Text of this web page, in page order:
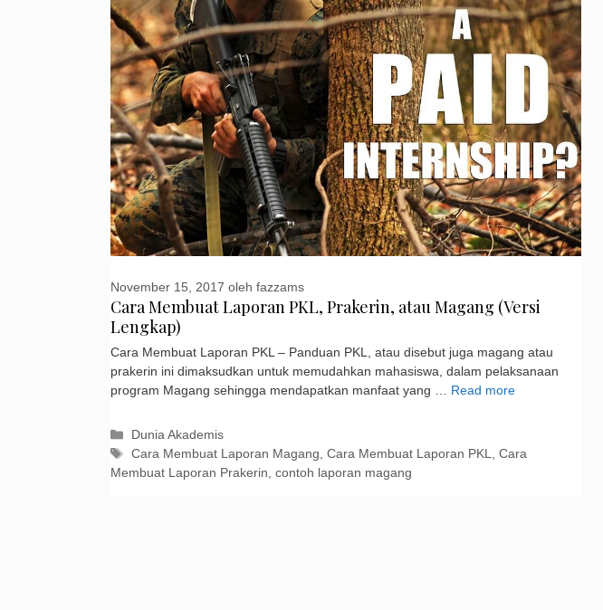
Cara Membuat Laporan PKL, Prakerin, atau Magang (Versi
Lengkap)
November 15, 2017 oleh fazzams
Cara Membuat Laporan PKL – Panduan PKL, atau disebut juga magang atau
prakerin ini dimaksudkan untuk memudahkan mahasiswa, dalam pelaksanaan
program Magang sehingga mendapatkan manfaat yang … Read more
Kategori
Dunia Akademis
Tag
Cara Membuat Laporan Magang,Cara Membuat Laporan PKL,Cara
Membuat Laporan Prakerin, contoh laporan magang